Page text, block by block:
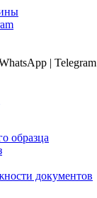
| Telegram
образца
документов